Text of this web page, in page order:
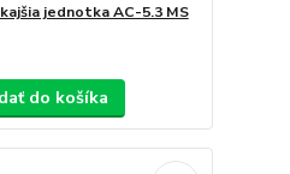
jednotka AC-5.3 MS
do košíka